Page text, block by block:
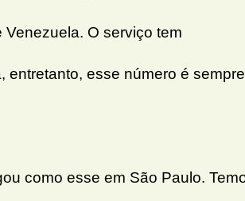
O serviço tem
entretanto, esse número é sempre
como esse em São Paulo.